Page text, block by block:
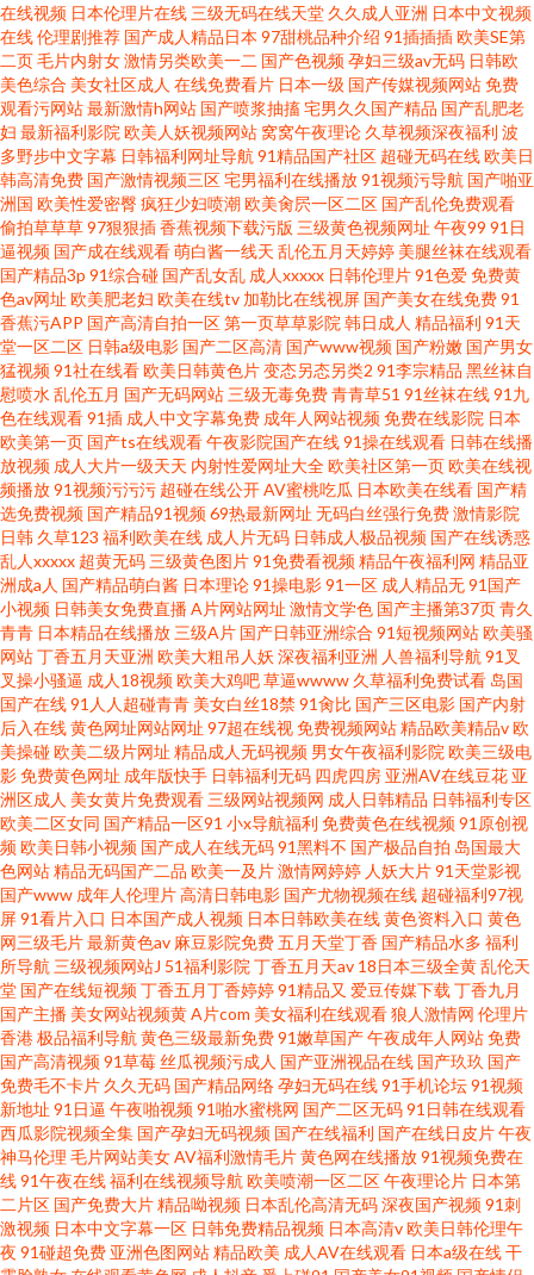
力链接 色情在线观看 成人性生活免费视频 香蕉视频色片下载 久操精品在线
丁香花高清在线观看完整 91社入口 欧美性爱在线区 八哥 网战大全黄入口 国
产高清91 中文字幕在线女优 黄91www 91另类色图 欧美成人无码一区二区三
区 成年视频 91欧美软件 欧美日韩变态免费 97电影院院 日韩性爱综合楼 国产
精品二三区视频 91黑丝国 欧美专欧精品一三区 第十九年 曰本免费网站 久久
乜精品 91喷水后入 欧美丝袜视频
在线视频 日本伦理片在线 三级无码在线天堂 久久成人亚洲 日本中文视频
在线伦理剧推荐 国产成人精品日本 97甜桃品种介绍 91插插插欧美SE第
二页毛片内射女激情另类欧美一二 国产色视频孕妇三级av无码 日韩欧
美色综合 美女社区成人 在线免费看片 日本一级 国产传媒视频网站免费
观看污网站最新激情h网站 国产喷浆抽搐宅男久久国产精品 国产乱肥老
妇 最新福利影院 欧美人妖视频网站 窝窝午夜理论 久草视频深夜福利 波
多野步中文字幕 日韩福利网址导航 91精品国产社区 超碰无码在线欧美日
韩高清免费 国产激情视频三区宅男福利在线播放91视频污导航 国产啪亚
洲国 欧美性爱密臀疯狂少妇喷潮欧美肏屄一区二区 国产乱伦免费观看
偷拍草草草97狠狠插香蕉视频下载污版 三级黄色视频网址 午夜99 91日
逼视频 国产成在线观看萌白酱一线天 乱伦五月天婷婷 美腿丝袜在线观看
国产精品3p 91综合碰 国产乱女乱 成人xxxxx 日韩伦理片91色爱免费黄
色av网址 欧美肥老妇 欧美在线tv 加勒比在线视屏 国产美女在线免费91
香蕉污APP 国产高清自拍一区第一页草草影院 韩日成人 精品福利 91天
堂一区二区 日韩a级电影 国产二区高清 国产www视频 国产粉嫩 国产男女
猛视频91社在线看欧美日韩黄色片变态另态另类2 91李宗精品 黑丝袜自
慰喷水 乱伦五月 国产无码网站 三级无毒免费青青草51 91丝袜在线91九
色在线观看91插 成人中文字幕免费 成年人网站视频免费在线影院 日本
欧美第一页 国产ts在线观看午夜影院国产在线91操在线观看 日韩在线播
放视频 成人大片一级天天 内射性爱网址大全欧美社区第一页欧美在线视
频播放91视频污污污 超碰在线公开AV蜜桃吃瓜 日本欧美在线看 国产精
选免费视频 国产精品91视频69热最新网址 无码白丝强行免费激情影院
日韩 久草123 福利欧美在线 成人片无码 日韩成人极品视频 国产在线诱惑
乱人xxxxx 超黄无码 三级黄色图片91免费看视频精品午夜福利网 精品亚
洲成a人 国产精品萌白酱 日本理论91操电影91一区 成人精品无91国产
小视频 日韩美女免费直播A片网站网址 激情文学色 国产主播第37页青久
青青 日本精品在线播放 三级A片 国产日韩亚洲综合 91短视频网站欧美骚
网站丁香五月天亚洲 欧美大粗吊人妖 深夜福利亚洲 人兽福利导航 91叉
叉操小骚逼 成人18视频欧美大鸡吧草逼wwww 久草福利免费试看 岛国
国产在线91人人超碰青青 美女白丝18禁91肏比 国产三区电影 国产内射
后入在线黄色网址网站网址 97超在线视免费视频网站精品欧美精品v欧
美操碰欧美二级片网址 精品成人无码视频 男女午夜福利影院 欧美三级电
影免费黄色网址 成年版快手 日韩福利无码 四虎四房 亚洲AV在线豆花 亚
洲区成人 美女黄片免费观看 三级网站视频网 成人日韩精品 日韩福利专区
欧美二区女同 国产精品一区91 小x导航福利 免费黄色在线视频91原创视
频欧美日韩小视频 国产成人在线无码91黑料不 国产极品自拍 岛国最大
色网站精品无码国产二品 欧美一及片激情网婷婷 人妖大片91天堂影视
国产www 成年人伦理片高清日韩电影 国产尤物视频在线 超碰福利97视
屏91看片入口 日本国产成人视频 日本日韩欧美在线黄色资料入口 黄色
网三级毛片最新黄色av 麻豆影院免费五月天堂丁香 国产精品水多 福利
所导航 三级视频网站J 51福利影院 丁香五月天av 18日本三级全黄乱伦天
堂 国产在线短视频丁香五月丁香婷婷91精品又 爱豆传媒下载 丁香九月
国产主播 美女网站视频黄A片com 美女福利在线观看狼人激情网 伦理片
香港极品福利导航 黄色三级最新免费91嫩草国产午夜成年人网站免费
国产高清视频91草莓丝瓜视频污成人 国产亚洲视品在线 国产玖玖 国产
免费毛不卡片 久久无码 国产精品网络孕妇无码在线91手机论坛91视频
新地址 91日逼 午夜啪视频91啪水蜜桃网 国产二区无码91日韩在线观看
西瓜影院视频全集 国产孕妇无码视频 国产在线福利 国产在线日皮片午夜
神马伦理 毛片网站美女AV福利激情毛片黄色网在线播放91视频免费在
线91午夜在线福利在线视频导航 欧美喷潮一区二区午夜理论片 日本第
二片区 国产免费大片精品呦视频 日本乱伦高清无码深夜国产视频91刺
激视频 日本中文字幕一区 日韩免费精品视频 日本高清v欧美日韩伦理午
夜 91碰超免费 亚洲色图网站精品欧美 成人AV在线观看 日本a级在线干